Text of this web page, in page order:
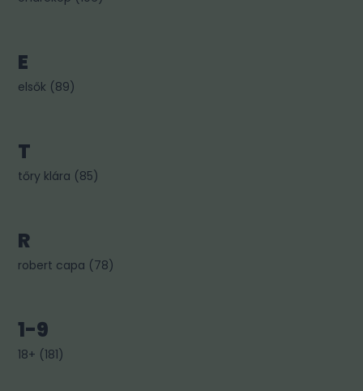
E
elsők (89)
T
tőry klára (85)
R
robert capa (78)
1-9
18+ (181)